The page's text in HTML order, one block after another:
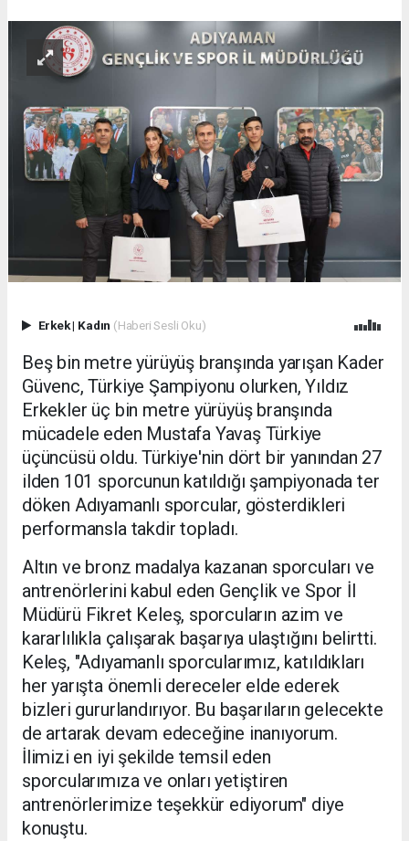
Erkek| Kadın (Haberi Sesli Oku)
Beş bin metre yürüyüş branşında yarışan Kader
Güvenc, Türkiye Şampiyonu olurken, Yıldız
Erkekler üç bin metre yürüyüş branşında
mücadele eden Mustafa Yavaş Türkiye
üçüncüsü oldu. Türkiye'nin dört bir yanından 27
ilden 101 sporcunun katıldığı şampiyonada ter
döken Adıyamanlı sporcular, gösterdikleri
performansla takdir topladı.
Altın ve bronz madalya kazanan sporcuları ve
antrenörlerini kabul eden Gençlik ve Spor İl
Müdürü Fikret Keleş, sporcuların azim ve
kararlılıkla çalışarak başarıya ulaştığını belirtti.
Keleş, "Adıyamanlı sporcularımız, katıldıkları
her yarışta önemli dereceler elde ederek
bizleri gururlandırıyor. Bu başarıların gelecekte
de artarak devam edeceğine inanıyorum.
İlimizi en iyi şekilde temsil eden
sporcularımıza ve onları yetiştiren
antrenörlerimize teşekkür ediyorum" diye
konuştu.